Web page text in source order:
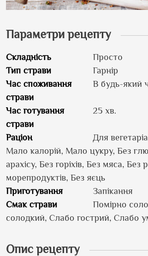
Параметри рецепту
Складність
Просто
Тип страви
Гарнір
Час споживання
страви
В будь-який
Час готування
страви
25 хв.
Раціон
Для
Мало калорій, Мало цукру, Без
арахісу, Без горіхів, Без мяса, Без
морепродуктів, Без яєць
Приготування
Запікання
Смак страви
Помірно
солодкий, Слабо гострий, Слабо
Опис рецепту